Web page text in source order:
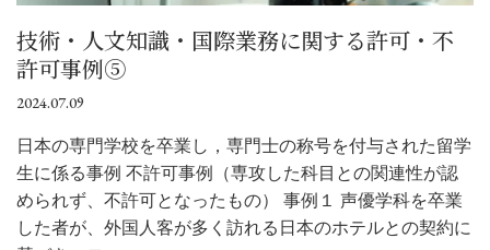
技術・人文知識・国際業務に関する許可・不
許可事例⑤
2024.07.09
日本の専門学校を卒業し，専門士の称号を付与された留学
生に係る事例 不許可事例（専攻した科目との関連性が認
められず、不許可となったもの） 事例１ 声優学科を卒業
した者が、外国人客が多く訪れる日本のホテルとの契約に